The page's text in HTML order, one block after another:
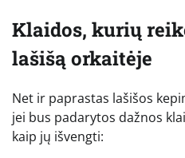
Klaidos, kurių
lašišą orkaitėje
Net ir paprastas lašišos
jei bus padarytos dažnos
kaip jų išvengti: